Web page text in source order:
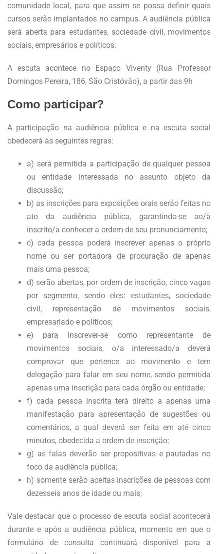
comunidade local, para que assim se possa definir quais
cursos serão implantados no campus. A audiência pública
será aberta para estudantes, sociedade civil, movimentos
sociais, empresários e políticos.
A escuta acontece no Espaço Viventy (Rua Professor
Domingos Pereira, 186, São Cristóvão), a partir das 9h
Como participar?
A participação na audiência pública e na escuta social
obedecerá às seguintes regras:
a) será permitida a participação de qualquer pessoa
ou entidade interessada no assunto objeto da
discussão;
b) as inscrições para exposições orais serão feitas no
ato da audiência pública, garantindo-se ao/à
inscrito/a conhecer a ordem de seu pronunciamento;
c) cada pessoa poderá inscrever apenas o próprio
nome ou ser portadora de procuração de apenas
mais uma pessoa;
d) serão abertas, por ordem de inscrição, cinco vagas
por segmento, sendo eles: estudantes, sociedade
civil, representação de movimentos sociais,
empresariado e políticos;
e) para inscrever-se como representante de
movimentos sociais, o/a interessado/a deverá
comprovar que pertence ao movimento e tem
delegação para falar em seu nome, sendo permitida
apenas uma inscrição para cada órgão ou entidade;
f) cada pessoa inscrita terá direito a apenas uma
manifestação para apresentação de sugestões ou
comentários, a qual deverá ser feita em até cinco
minutos, obedecida a ordem de inscrição;
g) as falas deverão ser propositivas e pautadas no
foco da audiência pública;
h) somente serão aceitas inscrições de pessoas com
dezesseis anos de idade ou mais;
Vale destacar que o processo de escuta social acontecerá
durante e após a audiência pública, momento em que o
formulário de consulta continuará disponível para a